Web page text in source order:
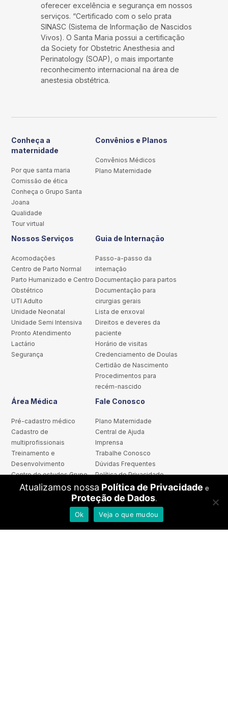
Atualizamos nossa Política de Privacidade e
Proteção de Dados.
Ok
Veja o que mudou
oferecer excelência e segurança em nossos
serviços. “Certificado com o selo prata
SINASC (Sistema de Informação de Nascidos
Vivos). O Santa Maria possui a certificação
da Society for Obstetric Anesthesia and
Perinatology (SOAP), o mais importante
reconhecimento internacional na área de
anestesia obstétrica.
Conheça a
maternidade
Por que santa maria
Comissão de ética
Conheça o Grupo Santa
Joana
Qualidade
Tour virtual
Convênios e Planos
Convênios Médicos
Plano Maternidade
Nossos Serviços
Acomodações
Centro de Parto Normal
Parto Humanizado e Centro
Obstétrico
UTI Adulto
Unidade Neonatal
Unidade Semi Intensiva
Pronto Atendimento
Lactário
Segurança
Guia de Internação
Passo-a-passo da
internação
Documentação para partos
Documentação para
cirurgias gerais
Lista de enxoval
Direitos e deveres da
paciente
Horário de visitas
Credenciamento de Doulas
Certidão de Nascimento
Procedimentos para
recém-nascido
Área Médica
Pré-cadastro médico
Cadastro de
multiprofissionais
Treinamento e
Desenvolvimento
Centro de estudos Grupo
Santa Joana
Centro de Simulação
Fale Conosco
Plano Maternidade
Central de Ajuda
Imprensa
Trabalhe Conosco
Dúvidas Frequentes
Política de Privacidade
Portal de Privacidade